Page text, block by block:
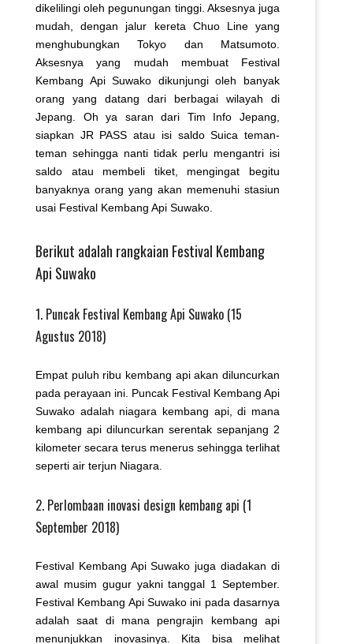
dikelilingi oleh pegunungan tinggi. Aksesnya juga
mudah, dengan jalur kereta Chuo Line yang
menghubungkan Tokyo dan Matsumoto.
Aksesnya yang mudah membuat Festival
Kembang Api Suwako dikunjungi oleh banyak
orang yang datang dari berbagai wilayah di
Jepang. Oh ya saran dari Tim Info Jepang,
siapkan JR PASS atau isi saldo Suica teman-
teman sehingga nanti tidak perlu mengantri isi
saldo atau membeli tiket, mengingat begitu
banyaknya orang yang akan memenuhi stasiun
usai Festival Kembang Api Suwako.
Berikut adalah rangkaian Festival Kembang
Api Suwako
1. Puncak Festival Kembang Api Suwako (15
Agustus 2018)
Empat puluh ribu kembang api akan diluncurkan
pada perayaan ini. Puncak Festival Kembang Api
Suwako adalah niagara kembang api, di mana
kembang api diluncurkan serentak sepanjang 2
kilometer secara terus menerus sehingga terlihat
seperti air terjun Niagara.
2. Perlombaan inovasi design kembang api (1
September 2018)
Festival Kembang Api Suwako juga diadakan di
awal musim gugur yakni tanggal 1 September.
Festival Kembang Api Suwako ini pada dasarnya
adalah saat di mana pengrajin kembang api
menunjukkan inovasinya. Kita bisa melihat